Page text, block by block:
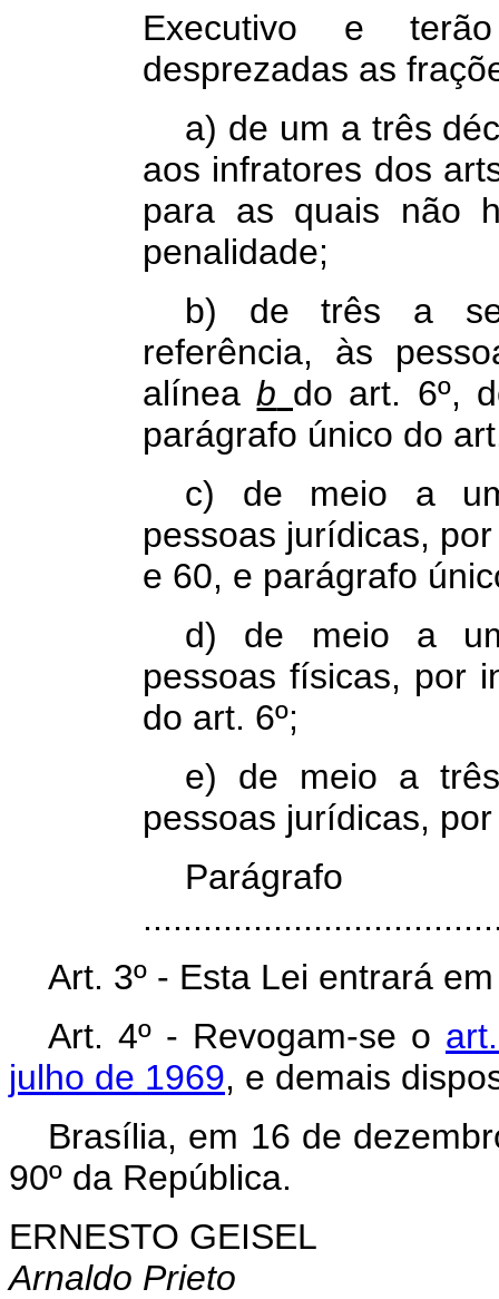
Executivo e
desprezadas as
a) de um a três
aos infratores dos
para as quais não
penalidade;
b) de três a
referência, às
alíneab do art. 6º,
parágrafo único do
c) de meio a
pessoas jurídicas,
e 60, e parágrafo
d) de meio a
pessoas físicas, por
do art. 6º;
e) de meio a
pessoas jurídicas,
Art. 3º - Esta Lei entrará
Art. 4º - Revogam-se o
julho de 1969, e demais
Brasília, em 16 de
90º da República.
ERNESTO GEISEL
Arnaldo Prieto